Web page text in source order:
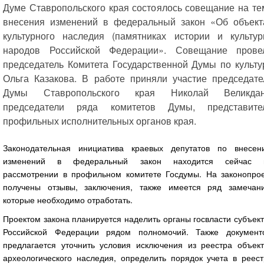
Думе Ставропольского края состоялось совещание на
внесения изменений в федеральный закон «Об
культурного наследия (памятниках истории и
народов Российской Федерации». Совещание
председатель Комитета Государственной Думы по
Ольга Казакова. В работе приняли участие
Думы Ставропольского края Николай
председатели ряда комитетов Думы,
профильных исполнительных органов края.
Законодательная инициатива краевых депутатов по
изменений в федеральный закон находится сейчас
рассмотрении в профильном комитете Госдумы. На
получены отзывы, заключения, также имеется ряд
которые необходимо отработать.
Проектом закона планируется наделить органы госвласти
Российской Федерации рядом полномочий. Также
предлагается уточнить условия исключения из реестра
археологического наследия, определить порядок учета в